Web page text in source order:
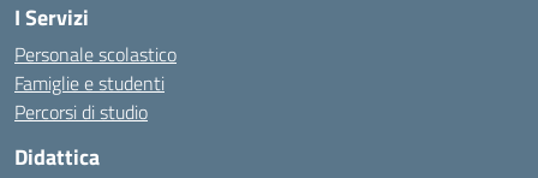
I Servizi
Personale scolastico
Famiglie e studenti
Percorsi di studio
Didattica